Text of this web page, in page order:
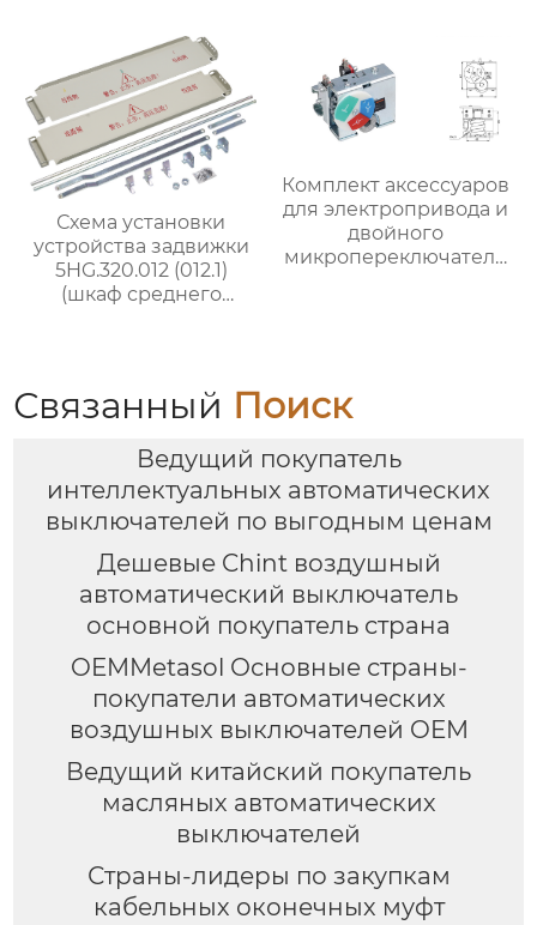
Схема установки
устройства задвижки
5HG.320.012 (012.1)
(шкаф среднего
Комплект аксессуаров
для электропривода и
двойного
микропереключателя
Связанный Поиск
Ведущий покупатель
интеллектуальных автоматических
выключателей по выгодным ценам
Дешевые Chint воздушный
автоматический выключатель
основной покупатель страна
OEMMetasol Основные страны-
покупатели автоматических
воздушных выключателей OEM
Ведущий китайский покупатель
масляных автоматических
выключателей
Страны-лидеры по закупкам
кабельных оконечных муфт